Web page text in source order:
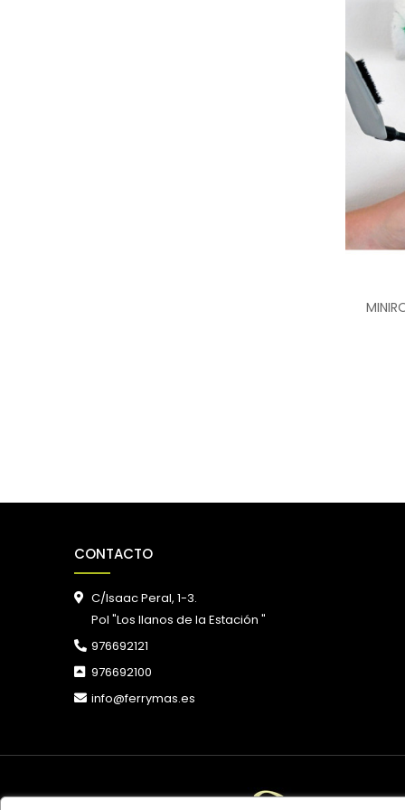
CONTACTO
C/Isaac Peral, 1-3.
Pol "Los llanos de la Estación "
976692121
976692100
info@ferrymas.es